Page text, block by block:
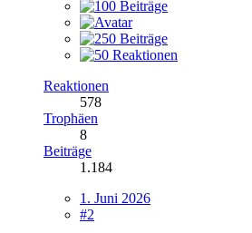
Reaktionen
578
Trophäen
8
Beiträge
1.184
1. Juni 2026
#2